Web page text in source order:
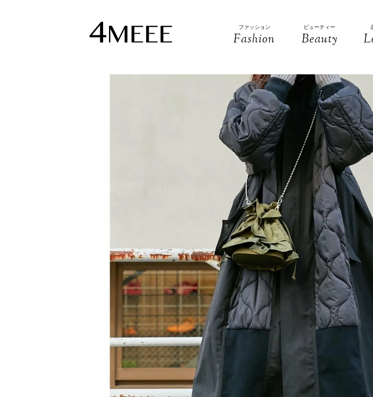
ファッション
Fashion
ビューティー
Beauty